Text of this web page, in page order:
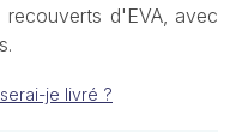
d'EVA, avec
je livré ?